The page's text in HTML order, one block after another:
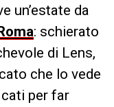
un’estate da
: schierato
di Lens,
che lo vede
per far